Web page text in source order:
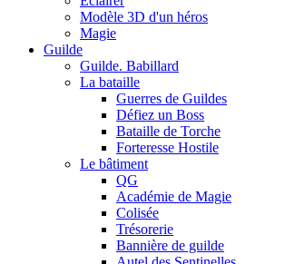
Modèle 3D d'un héros
Magie
Guilde
Guilde. Babillard
La bataille
Guerres de Guildes
Défiez un Boss
Bataille de Torche
Forteresse Hostile
Le bâtiment
QG
Académie de Magie
Colisée
Trésorerie
Bannière de guilde